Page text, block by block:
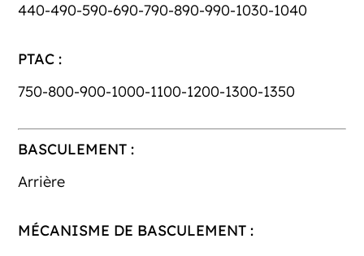
440-490-590-690-790-890-990-1030-1040
PTAC :
750-800-900-1000-1100-1200-1300-1350
BASCULEMENT :
Arrière
MÉCANISME DE BASCULEMENT :